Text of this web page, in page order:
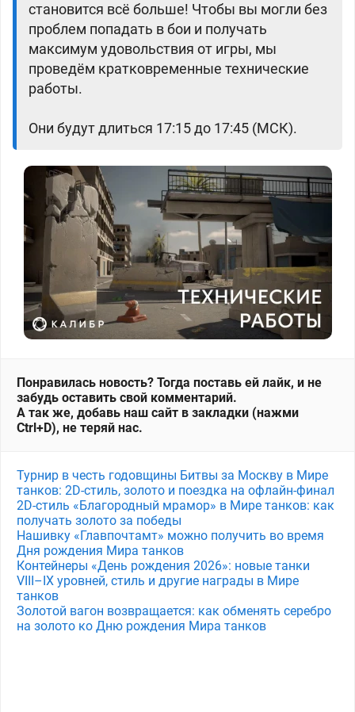
становится всё больше! Чтобы вы могли без
проблем попадать в бои и получать
максимум удовольствия от игры, мы
проведём кратковременные технические
работы.
Они будут длиться 17:15 до 17:45 (МСК).
Понравилась новость? Тогда поставь ей лайк, и не
забудь оставить свой комментарий.
А так же, добавь наш сайт в закладки (нажми
Ctrl+D), не теряй нас.
Турнир в честь годовщины Битвы за Москву в Мире
танков: 2D-стиль, золото и поездка на офлайн-финал
2D-стиль «Благородный мрамор» в Мире танков: как
получать золото за победы
Нашивку «Главпочтамт» можно получить во время
Дня рождения Мира танков
Контейнеры «День рождения 2026»: новые танки
VIII–IX уровней, стиль и другие награды в Мире
танков
Золотой вагон возвращается: как обменять серебро
на золото ко Дню рождения Мира танков